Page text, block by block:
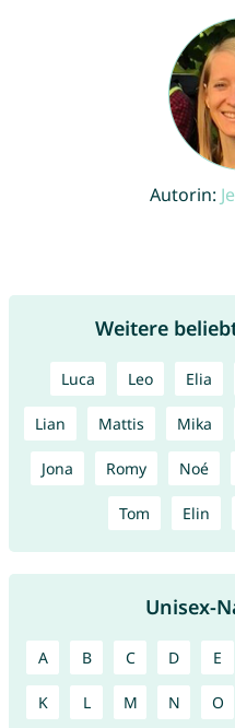
Autorin:
Weitere
Luca Leo Elia
Lian Mattis Mika
Jona Romy Noé
Tom Elin
Unisex-
A B C D E
K L M N O